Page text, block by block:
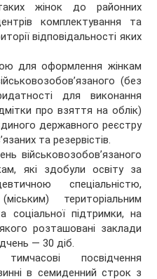
жінок до районних
комплектування та
відповідальності яких
для оформлення жінкам
(без
для виконання
про взяття на облік)
державного реєстру
та резервістів.
військовозобов’язаного
які здобули освіту за
спеціальністю,
територіальним
соціальної підтримки, на
якого розташовані заклади
— 30 діб.
посвідчення
в семиденний строк з